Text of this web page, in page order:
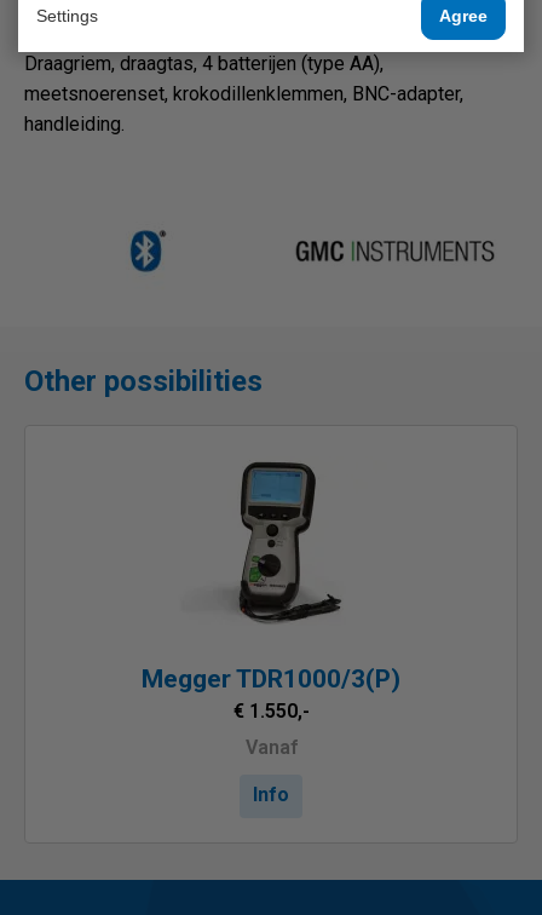
Settings Agree
Included accessories
Draagriem, draagtas, 4 batterijen (type AA),
meetsnoerenset, krokodillenklemmen, BNC-adapter,
handleiding.
Other possibilities
Megger TDR1000/3(P)
€ 1.550,-
Vanaf
Info